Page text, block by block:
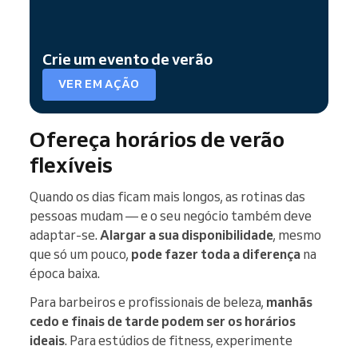
Crie um evento de verão
VER EM AÇÃO
Ofereça horários de verão
flexíveis
Quando os dias ficam mais longos, as rotinas das
pessoas mudam — e o seu negócio também deve
adaptar-se. Alargar a sua disponibilidade, mesmo
que só um pouco, pode fazer toda a diferença na
época baixa.
Para barbeiros e profissionais de beleza, manhãs
cedo e finais de tarde podem ser os horários
ideais. Para estúdios de fitness, experimente